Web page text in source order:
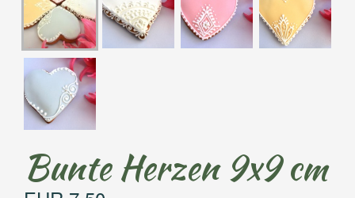
Bunte Herzen 9x9 cm